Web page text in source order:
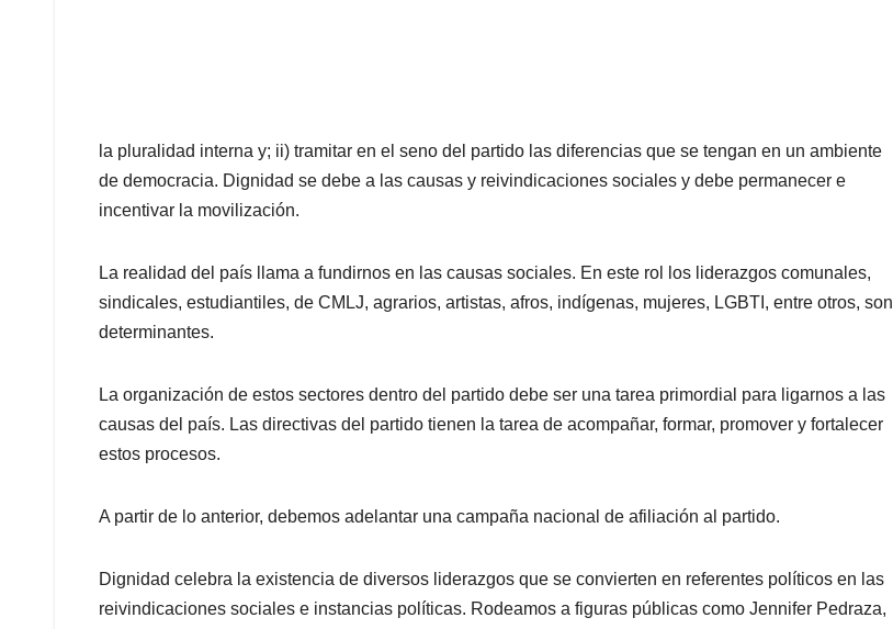
la pluralidad interna y; ii) tramitar en el seno del partido las diferencias que se tengan en un ambiente
de democracia. Dignidad se debe a las causas y reivindicaciones sociales y debe permanecer e
incentivar la movilización.
La realidad del país llama a fundirnos en las causas sociales. En este rol los liderazgos comunales,
sindicales, estudiantiles, de CMLJ, agrarios, artistas, afros, indígenas, mujeres, LGBTI, entre otros, son
determinantes.
La organización de estos sectores dentro del partido debe ser una tarea primordial para ligarnos a las
causas del país. Las directivas del partido tienen la tarea de acompañar, formar, promover y fortalecer
estos procesos.
A partir de lo anterior, debemos adelantar una campaña nacional de afiliación al partido.
Dignidad celebra la existencia de diversos liderazgos que se convierten en referentes políticos en las
reivindicaciones sociales e instancias políticas. Rodeamos a figuras públicas como Jennifer Pedraza,